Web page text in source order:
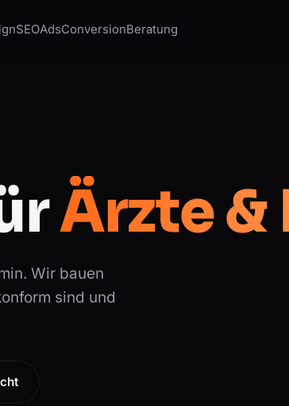
SEOAdsConversionBeratung
Ärzte &
Wir bauen
sind und